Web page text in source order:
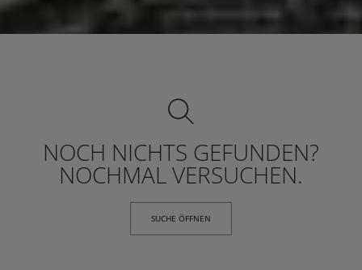
NOCH NICHTS GEFUNDEN?
NOCHMAL VERSUCHEN.
SUCHE ÖFFNEN